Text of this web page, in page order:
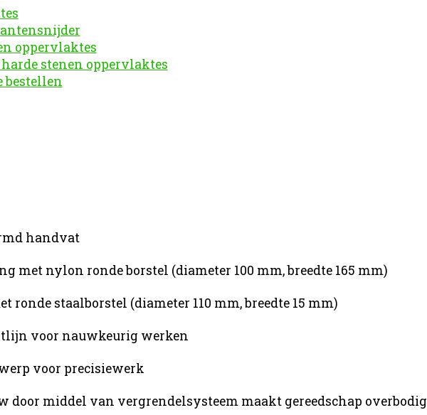
oppervlaktes
stenen oppervlaktes
bestellen
handvat
met nylon ronde borstel (diameter 100 mm, breedte 165 mm)
ronde staalborstel (diameter 110 mm, breedte 15 mm)
voor nauwkeurig werken
voor precisiewerk
door middel van vergrendelsysteem maakt gereedschap overbodig